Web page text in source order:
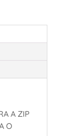
A ZIP
O